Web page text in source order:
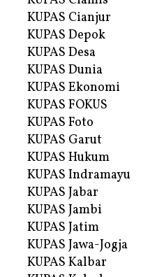
KUPAS Cianjur
KUPAS Depok
KUPAS Desa
KUPAS Dunia
KUPAS Ekonomi
KUPAS FOKUS
KUPAS Foto
KUPAS Garut
KUPAS Hukum
KUPAS Indramayu
KUPAS Jabar
KUPAS Jambi
KUPAS Jatim
KUPAS Jawa-Jogja
KUPAS Kalbar